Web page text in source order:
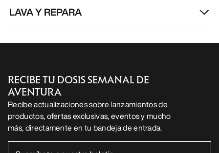
LAVA Y REPARA
RECIBE TU DOSIS SEMANAL DE
AVENTURA
Recibe actualizaciones sobre lanzamientos de
productos, ofertas exclusivas, eventos y mucho
más, directamente en tu bandeja de entrada.